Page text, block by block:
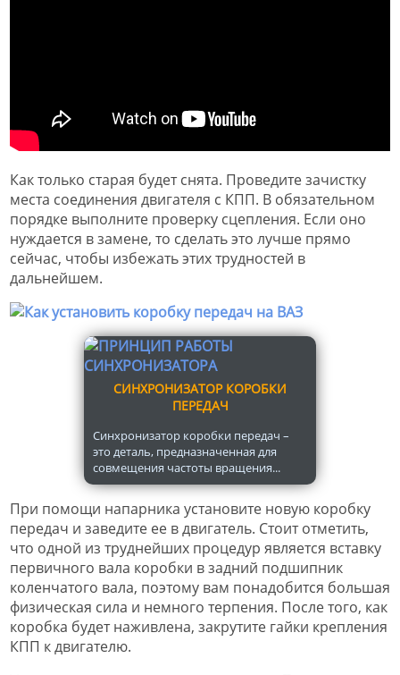
Как только старая будет снята. Проведите зачистку
места соединения двигателя с КПП. В обязательном
порядке выполните проверку сцепления. Если оно
нуждается в замене, то сделать это лучше прямо
сейчас, чтобы избежать этих трудностей в
дальнейшем.
СИНХРОНИЗАТОР КОРОБКИ
ПЕРЕДАЧ
Синхронизатор коробки передач –
это деталь, предназначенная для
совмещения частоты вращения...
При помощи напарника установите новую коробку
передач и заведите ее в двигатель. Стоит отметить,
что одной из труднейших процедур является вставку
первичного вала коробки в задний подшипник
коленчатого вала, поэтому вам понадобится большая
физическая сила и немного терпения. После того, как
коробка будет наживлена, закрутите гайки крепления
КПП к двигателю.